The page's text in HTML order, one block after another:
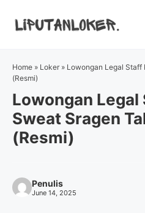
Home » Loker » Lowongan Legal Staff
(Resmi)
Lowongan Legal
Sweat Sragen
(Resmi)
Penulis
June 14, 2025